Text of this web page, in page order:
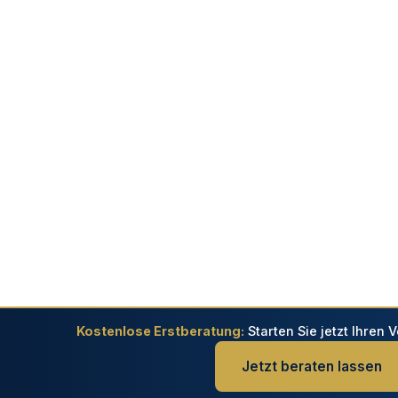
Kostenlose Erstberatung: Starten Sie jetzt Ihren
Jetzt beraten lassen